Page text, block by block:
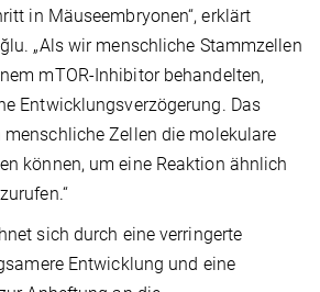
in Mäuseembryonen“, erklärt
„Als wir menschliche Stammzellen
mTOR-Inhibitor behandelten,
Entwicklungsverzögerung. Das
menschliche Zellen die molekulare
können, um eine Reaktion ähnlich
sich durch eine verringerte
Entwicklung und eine